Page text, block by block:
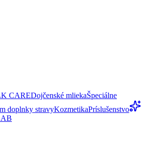
CAREDojčenské mliekaŠpeciálne
doplnky stravyKozmetikaPríslušenstvo